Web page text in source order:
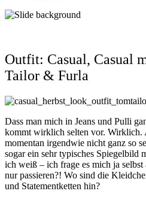
Outfit: Casual, Casual
Tailor & Furla
Dass man mich in Jeans und Pulli
kommt wirklich selten vor. Wirklich.
momentan irgendwie nicht ganz so
sogar ein sehr typisches Spiegelbild
ich weiß – ich frage es mich ja
nur passieren?! Wo sind die
und Statementketten hin?